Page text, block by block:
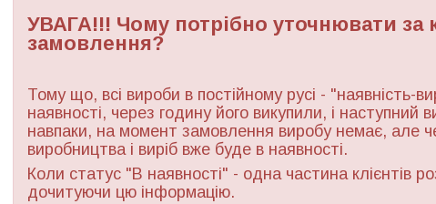
УВАГА!!! Чому потрібно уточнювати
замовлення?
Тому що, всі вироби в постійному русі - "наявність-
наявності, через годину його викупили, і наступний
навпаки, на момент замовлення виробу немає, але
виробництва і виріб вже буде в наявності.
Коли статус "В наявності" - одна частина клієнтів
дочитуючи цю інформацію.